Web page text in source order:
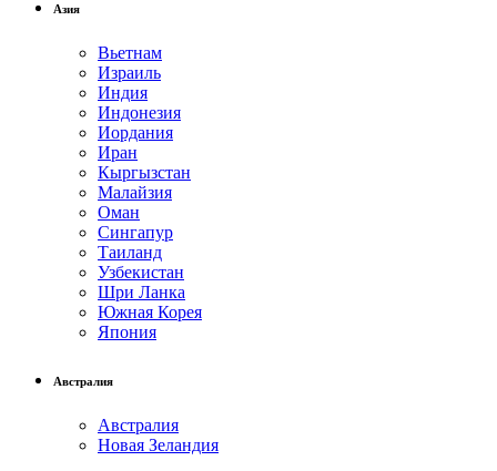
Азия
Вьетнам
Израиль
Индия
Индонезия
Иордания
Иран
Кыргызстан
Малайзия
Оман
Сингапур
Таиланд
Узбекистан
Шри Ланка
Южная Корея
Япония
Австралия
Австралия
Новая Зеландия